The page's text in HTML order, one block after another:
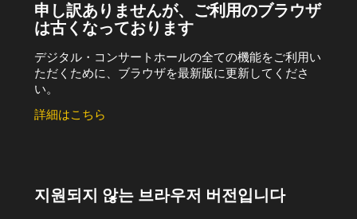
申し訳ありませんが、ご利用のブラウザ
は古くなっております
デジタル・コンサートホールの全ての機能をご利用い
ただくために、ブラウザを最新版に更新してくださ
い。
詳細はこちら
지원되지 않는 브라우저 버전입니다